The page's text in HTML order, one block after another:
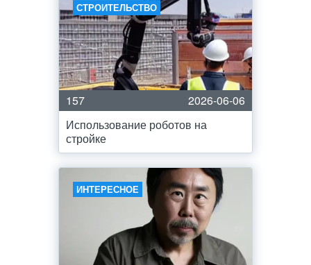
СТРОИТЕЛЬСТВО
157
2026-06-06
Использование роботов на
стройке
ИНТЕРЕСНОЕ